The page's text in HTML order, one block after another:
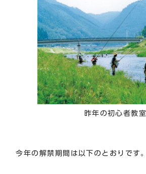
昨年の初心者教室
今年の解禁期間は以下のとおりです。